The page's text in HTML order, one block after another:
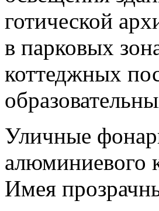
готической
в парковых
коттеджных
Уличные
алюминиевого
Имея